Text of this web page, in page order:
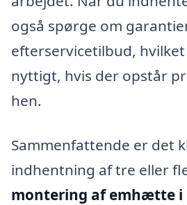
også spørge om
efterservicetilbud,
nyttigt, hvis der opstår
hen.
Sammenfattende er det
indhentning af tre eller
montering af emhætte i